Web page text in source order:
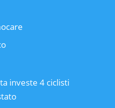
investe 4 ciclisti